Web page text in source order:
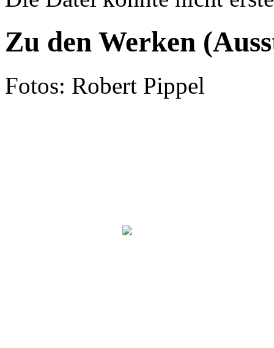
Fehlermeldung
Zu den Werken
Fotos: Robert Pippel